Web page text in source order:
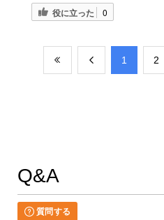
役に立った 0
​1 ​2
Q&A
質問する